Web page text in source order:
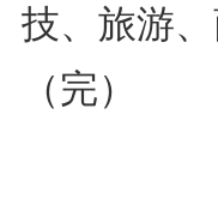
技、旅游、
（完）